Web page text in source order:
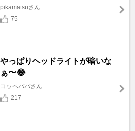
pikamatsuさん
75
やっぱりヘッドライトが暗いな
ぁ〜😂
コッペパパさん
217